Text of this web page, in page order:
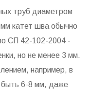
труб диаметром
катет шва обычно
СП 42-102-2004 -
но не менее 3 мм.
например, в
быть 6-8 мм, даже